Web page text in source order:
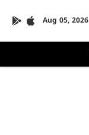
Aug 05, 2026